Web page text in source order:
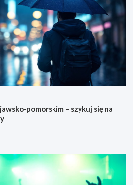
pomorskim – szykuj się na